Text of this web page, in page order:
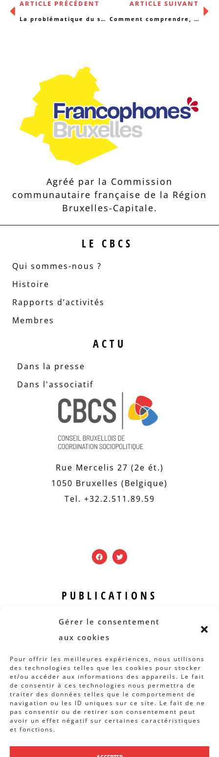
Gérer le consentement
aux cookies
Pour offrir les meilleures expériences, nous utilisons
des technologies telles que les cookies pour stocker
et/ou accéder aux informations des appareils. Le fait
de consentir à ces technologies nous permettra de
traiter des données telles que le comportement de
navigation ou les ID uniques sur ce site. Le fait de ne
pas consentir ou de retirer son consentement peut
avoir un effet négatif sur certaines caractéristiques
et fonctions.
ARTICLE PRÉCÉDENT
La problématique du sans-abrisme à Bruxelles
ARTICLE SUIVANT
Comment comprendre, repérer et combattre les discriminations?
Agréé par la Commission
communautaire française de la Région
Bruxelles-Capitale.
LE CBCS
Qui sommes-nous ?
Histoire
Rapports d’activités
Membres
ACTU
Dans la presse
Dans l'associatif
Rue Mercelis 27 (2e ét.)
1050 Bruxelles (Belgique)
Tel. +32.2.511.89.59
PUBLICATIONS
Revue B.I.S.
Rapports et analyses
Articles
AUTRES INFOS
Actions
Concertation
Archives